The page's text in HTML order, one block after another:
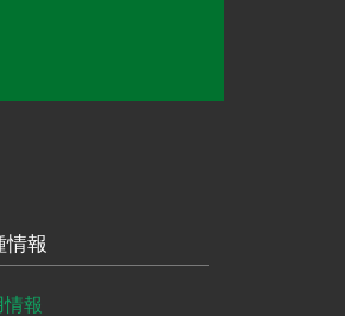
情報
報